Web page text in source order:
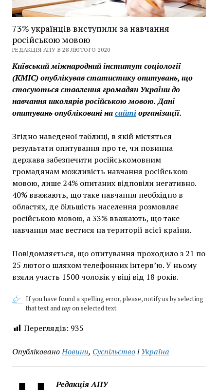
73% українців виступили за навчання
російською мовою
РЕДАКЦІЯ АПУ В 28 ЛЮТОГО 2020
Київський міжнародний інститут соціології
(КМІС) опублікував статистику опитувань, що
стосуються ставлення громадян України до
навчання школярів російською мовою. Дані
опитувань опубліковані насайтіорганізації.
Згідно наведеної таблиці, в якій містяться
результати опитування про те, чи повинна
держава забезпечити російськомовним
громадянам можливість навчання російською
мовою, лише 24% опитаних відповіли негативно.
40% вважають, що таке навчання необхідно в
областях, де більшість населення розмовляє
російською мовою, а 33% вважають, що таке
навчання має вестися на території всієї країни.
Повідомляється, що опитування проходило з 21 по
25 лютого шляхом телефонних інтерв’ю. У ньому
взяли участь 1500 чоловік у віці від 18 років.
If you have found a spelling error, please, notify us by selecting
that text andtapon selected text.
Переглядів: 935
ОпублікованоНовини, СуспільствоіУкраїна
Редакція АПУ